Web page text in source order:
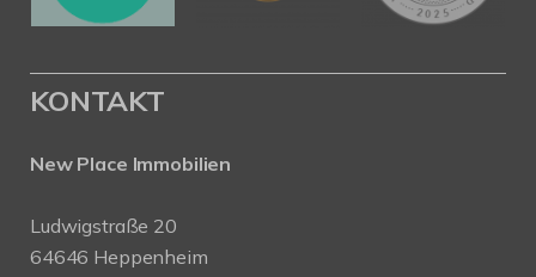
KONTAKT
New Place Immobilien
Ludwigstraße 20
64646 Heppenheim